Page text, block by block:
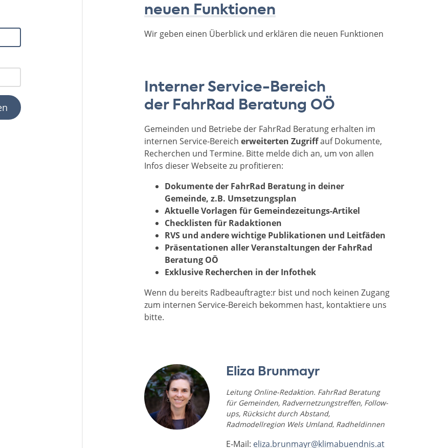
neuen Funktionen
Wir geben einen Überblick und erklären die neuen Funktionen
Interner Service-Bereich
der FahrRad Beratung OÖ
Gemeinden und Betriebe der FahrRad Beratung erhalten im
internen Service-Bereich erweiterten Zugriffauf Dokumente,
Recherchen und Termine. Bitte melde dich an, um von allen
Infos dieser Webseite zu profitieren:
Dokumente der FahrRad Beratung in deiner
Gemeinde, z.B. Umsetzungsplan
Aktuelle Vorlagen für Gemeindezeitungs-Artikel
Checklisten für Radaktionen
RVS und andere wichtige Publikationen und Leitfäden
Präsentationen aller Veranstaltungen der FahrRad
Beratung OÖ
Exklusive Recherchen in der Infothek
Wenn du bereits Radbeauftragte:r bist und noch keinen Zugang
zum internen Service-Bereich bekommen hast, kontaktiere uns
bitte.
Eliza Brunmayr
Leitung Online-Redaktion. FahrRad Beratung
für Gemeinden, Radvernetzungstreffen, Follow-
ups, Rücksicht durch Abstand,
Radmodellregion Wels Umland, Radheldinnen
E‑Mail: eliza.brunmayr@klimabuendnis.at